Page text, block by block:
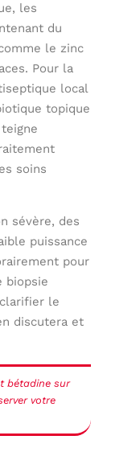
les
du
le zinc
Pour la
local
topique
soins
sévère, des
puissance
pour
biopsie
le
discutera et
bétadine sur
votre